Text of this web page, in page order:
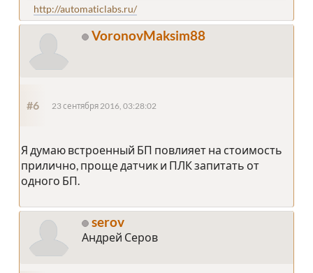
http://automaticlabs.ru/
VoronovMaksim88
#6 23 сентября 2016, 03:28:02
Я думаю встроенный БП повлияет на стоимость
прилично, проще датчик и ПЛК запитать от
одного БП.
serov
Андрей Серов